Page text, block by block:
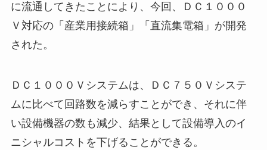
に流通してきたことにより、今回、ＤＣ１０００
Ｖ対応の「産業用接続箱」「直流集電箱」が開発
された。
ＤＣ１０００Ｖシステムは、ＤＣ７５０Ｖシステ
ムに比べて回路数を減らすことができ、それに伴
い設備機器の数も減少、結果として設備導入のイ
ニシャルコストを下げることができる。